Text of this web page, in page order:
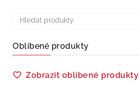
Oblíbené produkty
Zobrazit oblíbené produkty